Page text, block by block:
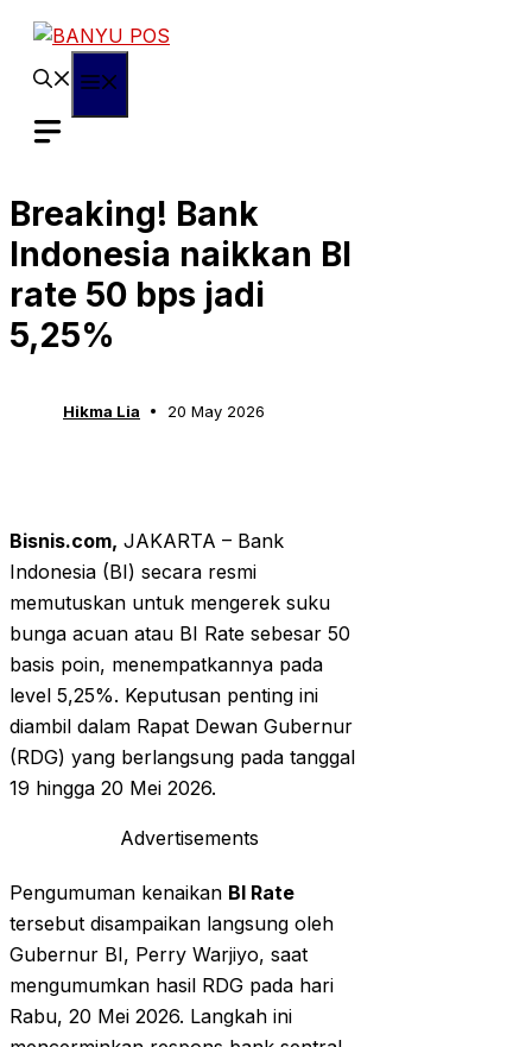
Skip
content
Breaking! Bank
Indonesia naikkan BI
rate 50 bps jadi
5,25%
Hikma Lia 20 May 2026
Bisnis.com, JAKARTA – Bank
Indonesia (BI) secara resmi
memutuskan untuk mengerek suku
bunga acuan atau BI Rate sebesar 50
basis poin, menempatkannya pada
level 5,25%. Keputusan penting ini
diambil dalam Rapat Dewan Gubernur
(RDG) yang berlangsung pada tanggal
19 hingga 20 Mei 2026.
Advertisements
Pengumuman kenaikan BI Rate
tersebut disampaikan langsung oleh
Gubernur BI, Perry Warjiyo, saat
mengumumkan hasil RDG pada hari
Rabu, 20 Mei 2026. Langkah ini